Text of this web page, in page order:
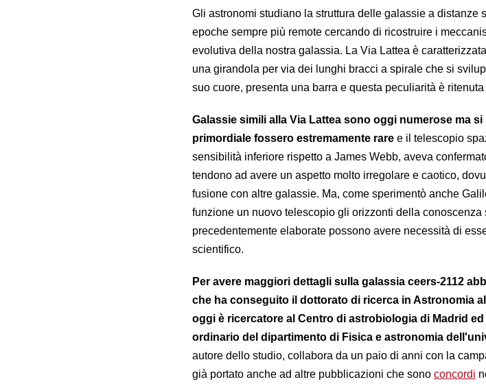
Gli astronomi studiano la struttura delle galassie a distanze
epoche sempre più remote cercando di ricostruire i
evolutiva della nostra galassia. La Via Lattea è
una girandola per via dei lunghi bracci a spirale che si
suo cuore, presenta una barra e questa peculiarità è
Galassie simili alla Via Lattea sono oggi numerose ma
primordiale fossero estremamente rare e il telescopio
sensibilità inferiore rispetto a James Webb, aveva
tendono ad avere un aspetto molto irregolare e caotico,
fusione con altre galassie. Ma, come sperimentò anche
funzione un nuovo telescopio gli orizzonti della
precedentemente elaborate possono avere necessità di
scientifico.
Per avere maggiori dettagli sulla galassia ceers-2112
che ha conseguito il dottorato di ricerca in Astronomia
oggi è ricercatore al Centro di astrobiologia di Madrid
ordinario del dipartimento di Fisica e astronomia
autore dello studio, collabora da un paio di anni con la
già portato anche ad altre pubblicazioni che sono concordi